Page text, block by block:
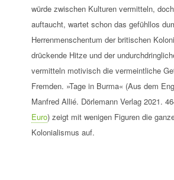
würde zwischen Kulturen vermitteln,
auftaucht, wartet schon das gefühllos
Herrenmenschentum der britischen
drückende Hitze und der
vermitteln motivisch die vermeintliche
Fremden. »Tage in Burma« (Aus dem
Manfred Allié. Dörlemann Verlag 2021.
Euro) zeigt mit wenigen Figuren die
Kolonialismus auf.